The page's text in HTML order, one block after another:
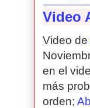
Video
Video de
en el
más
orden;